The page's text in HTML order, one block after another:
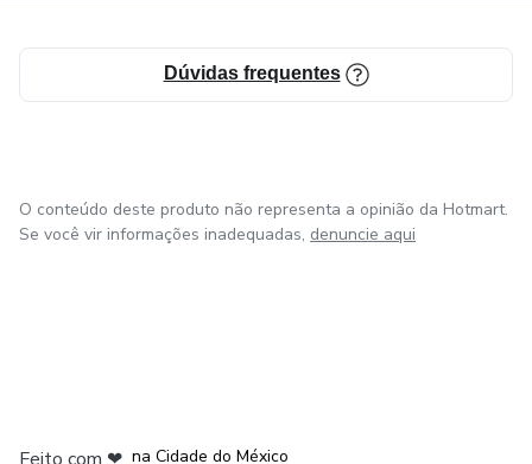
Dúvidas frequentes
O conteúdo deste produto não representa a opinião da Hotmart.
Se você vir informações inadequadas, denuncie aqui
na Cidade do México